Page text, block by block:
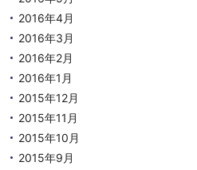
2016年4月
2016年3月
2016年2月
2016年1月
2015年12月
2015年11月
2015年10月
2015年9月